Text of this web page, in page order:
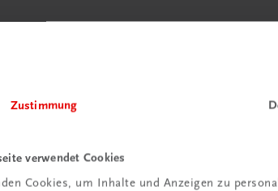
Zustimmung
verwendet Cookies
Cookies, um Inhalte und Anzeigen zu
bei TRAUNER!
Wir sind gerne